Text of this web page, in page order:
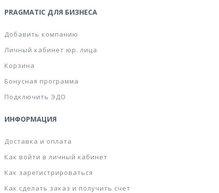
PRAGMATIC ДЛЯ БИЗНЕСА
Добавить компанию
Личный кабинет юр. лица
Корзина
Бонусная программа
Подключить ЭДО
ИНФОРМАЦИЯ
Доставка и оплата
Как войти в личный кабинет
Как зарегистрироваться
Как сделать заказ и получить счет